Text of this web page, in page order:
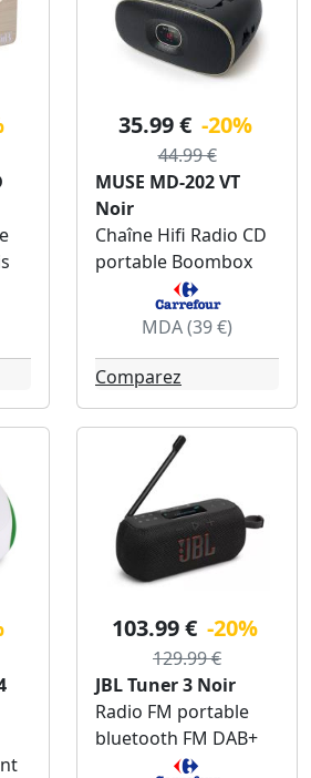
35.99 € -20%
44.99 €
MUSE MD-202 VT
Noir
Chaîne Hifi Radio CD
portable Boombox
MDA (39 €)
Comparez
103.99 € -20%
129.99 €
JBL Tuner 3 Noir
Radio FM portable
bluetooth FM DAB+